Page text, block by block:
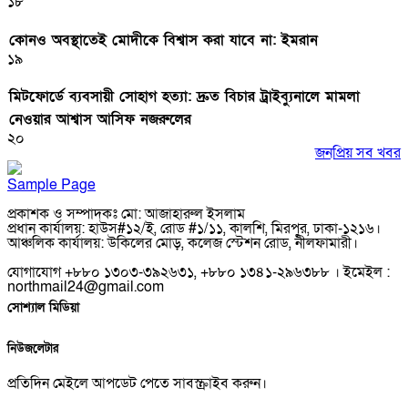
কোনও অবস্থাতেই মোদীকে বিশ্বাস করা যাবে না: ইমরান
১৯
মিটফোর্ডে ব্যবসায়ী সোহাগ হত্যা: দ্রুত বিচার ট্রাইব্যুনালে মামলা
নেওয়ার আশ্বাস আসিফ নজরুলের
২০
জনপ্রিয় সব খবর
Sample Page
প্রকাশক ও সম্পাদকঃ মো: আজাহারুল ইসলাম
প্রধান কার্যালয়: হাউস#১২/ই, রোড #১/১১, কালশি, মিরপুর, ঢাকা-১২১৬।
আঞ্চলিক কার্যালয়: উকিলের মোড়, কলেজ স্টেশন রোড, নীলফামারী।
যোগাযোগ +৮৮০ ১৩০৩-৩৯২৬৩১, +৮৮০ ১৩৪১-২৯৬৩৮৮ । ইমেইল :
northmail24@gmail.com
সোশ্যাল মিডিয়া
নিউজলেটার
প্রতিদিন মেইলে আপডেট পেতে সাবস্ক্রাইব করুন।